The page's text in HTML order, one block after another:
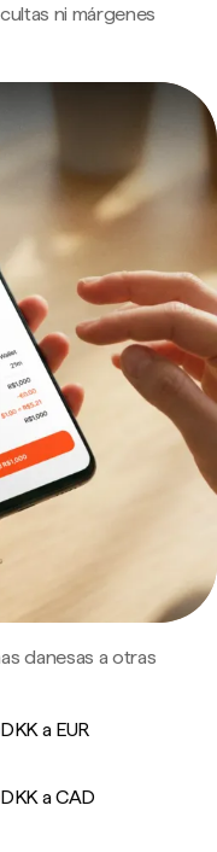
ni márgenes
danesas a otras
DKK a EUR
DKK a CAD